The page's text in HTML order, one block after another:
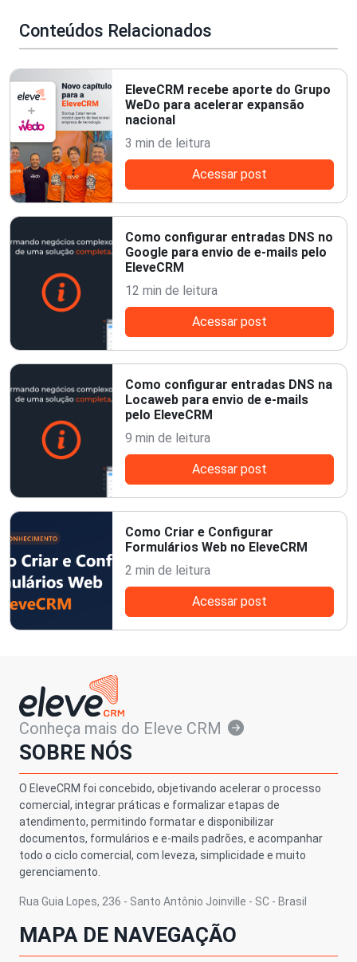
Conteúdos Relacionados
EleveCRM recebe aporte do Grupo
WeDo para acelerar expansão
nacional
3 min de leitura
Acessar post
Como configurar entradas DNS no
Google para envio de e-mails pelo
EleveCRM
12 min de leitura
Acessar post
Como configurar entradas DNS na
Locaweb para envio de e-mails
pelo EleveCRM
9 min de leitura
Acessar post
Como Criar e Configurar
Formulários Web no EleveCRM
2 min de leitura
Acessar post
Conheça mais do Eleve CRM
SOBRE NÓS
O EleveCRM foi concebido, objetivando acelerar o processo
comercial, integrar práticas e formalizar etapas de
atendimento, permitindo formatar e disponibilizar
documentos, formulários e e-mails padrões, e acompanhar
todo o ciclo comercial, com leveza, simplicidade e muito
gerenciamento.
Rua Guia Lopes, 236 - Santo Antônio Joinville - SC - Brasil
MAPA DE NAVEGAÇÃO